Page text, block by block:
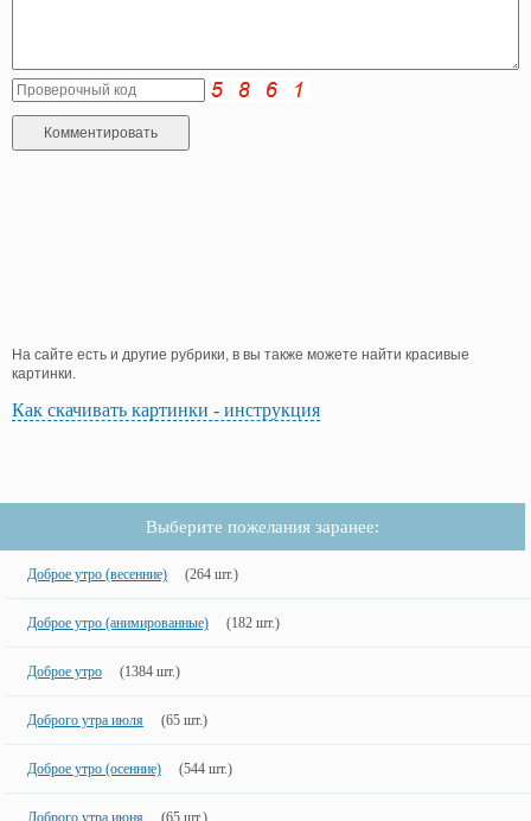
На сайте есть и другие рубрики, в вы также можете найти красивые
картинки.
Как скачивать картинки - инструкция
Выберите пожелания заранее:
Доброе утро (весенние) (264 шт.)
Доброе утро (анимированные) (182 шт.)
Доброе утро (1384 шт.)
Доброго утра июля (65 шт.)
Доброе утро (осенние) (544 шт.)
Доброго утра июня (65 шт.)